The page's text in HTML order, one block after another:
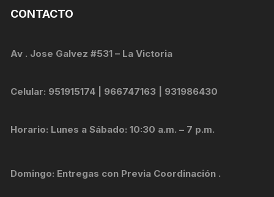
CONTACTO
Av . Jose Galvez #531 – La Victoria
Celular: 951915174 | 966747163 | 931986430
Horario: Lunes a Sábado: 10:30 a.m. – 7 p.m.
Domingo: Entregas con Previa Coordinación .